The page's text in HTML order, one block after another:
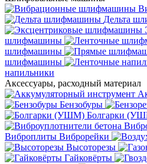
Дельта
шлифмашины
шлифмашины
шлифмашины
напильники
Аксессуары, расходный материал
Бензобуры
Болгарки
Виброплиты Виброрейки
Высоторезы
Гайковёрты